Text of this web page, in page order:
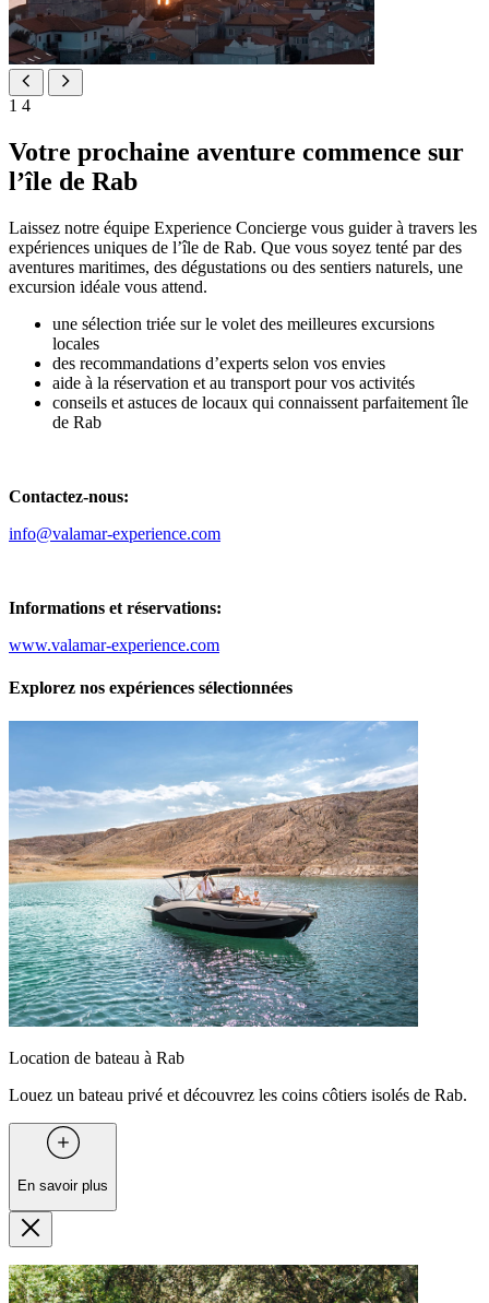
1 4
Votre prochaine aventure commence sur
l’île de Rab
Laissez notre équipe Experience Concierge vous guider à travers les
expériences uniques de l’île de Rab. Que vous soyez tenté par des
aventures maritimes, des dégustations ou des sentiers naturels, une
excursion idéale vous attend.
une sélection triée sur le volet des meilleures excursions
locales
des recommandations d’experts selon vos envies
aide à la réservation et au transport pour vos activités
conseils et astuces de locaux qui connaissent parfaitement île
de Rab
Contactez-nous:
info@valamar-experience.com
Informations et réservations:
www.valamar-experience.com
Explorez nos expériences sélectionnées
Location de bateau à Rab
Louez un bateau privé et découvrez les coins côtiers isolés de Rab.
En savoir plus